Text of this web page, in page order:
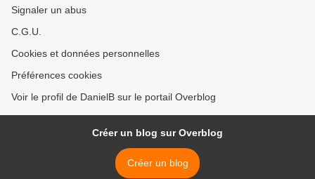
Signaler un abus
C.G.U.
Cookies et données personnelles
Préférences cookies
Voir le profil de DanielB sur le portail Overblog
Créer un blog sur Overblog
Créer un blog